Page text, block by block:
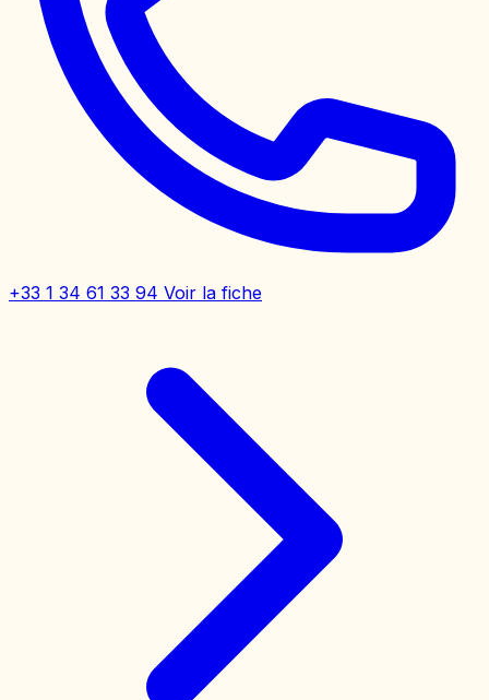
+33 1 34 61 33 94 Voir la fiche